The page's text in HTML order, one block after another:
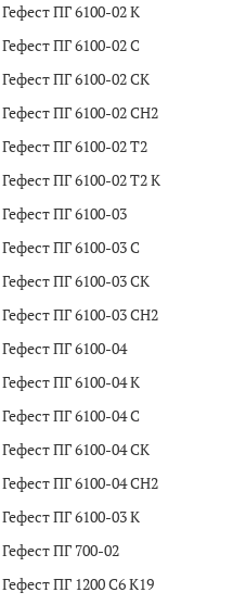
ПГ 6100-02 K
ПГ 6100-02 C
ПГ 6100-02 CK
ПГ 6100-02 CH2
ПГ 6100-02 T2
ПГ 6100-02 T2 K
ПГ 6100-03
ПГ 6100-03 C
ПГ 6100-03 CK
ПГ 6100-03 CH2
ПГ 6100-04
ПГ 6100-04 K
ПГ 6100-04 C
ПГ 6100-04 CK
ПГ 6100-04 CH2
ПГ 6100-03 K
ПГ 700-02
ПГ 1200 C6 K19